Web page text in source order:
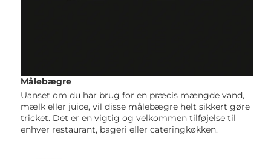
Målebægre
Uanset om du har brug for en præcis mængde vand,
mælk eller juice, vil disse målebægre helt sikkert gøre
tricket. Det er en vigtig og velkommen tilføjelse til
enhver restaurant, bageri eller cateringkøkken.